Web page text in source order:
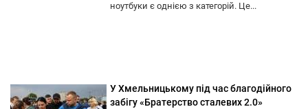
ноутбуки є однією з категорій. Це...
У Хмельницькому під час благодійного
забігу «Братерство сталевих 2.0»